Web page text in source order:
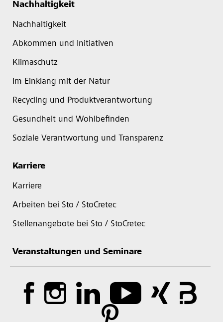
Nachhaltigkeit
Nachhaltigkeit
Abkommen und Initiativen
Klimaschutz
Im Einklang mit der Natur
Recycling und Produktverantwortung
Gesundheit und Wohlbefinden
Soziale Verantwortung und Transparenz
Karriere
Karriere
Arbeiten bei Sto / StoCretec
Stellenangebote bei Sto / StoCretec
Veranstaltungen und Seminare